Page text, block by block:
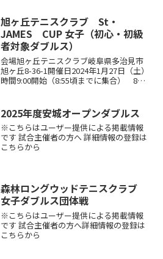
あります※申込が２ドロー以下の場合は
中止します...
旭ヶ丘テニスクラブ St・
JAMES CUP 女子（初心・初級
者対象ダブルス）
会場旭ヶ丘テニスクラブ岐阜県多治見市
旭ヶ丘8-36-1開催日2024年1月27日（土）
時間9:00開始（8:55頃までに集合） 8時
方法エントリーはこちらから※...
2025年度安城オープンダブルス
※こちらはユーザー提供による掲載情報
です 試合主催者の方へ 詳細情報の登録は
こちらから
森林ロングウッドテニスクラブ
女子ダブルス団体戦
※こちらはユーザー提供による掲載情報
です 試合主催者の方へ詳細情報の登録は
こちらから